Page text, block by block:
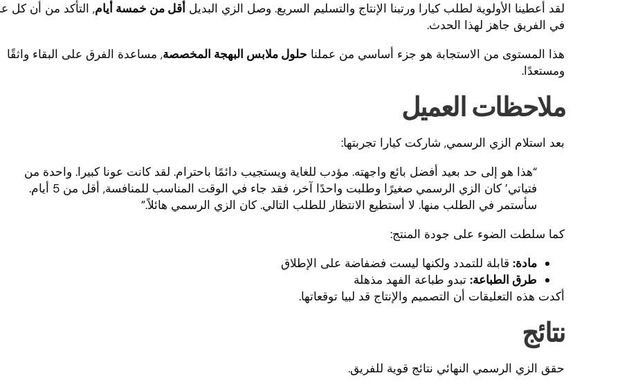
لقد أعطينا الأولوية لطلب كيارا ورتبنا الإنتاج والتسليم السريع. وصل الزي البديل أقل من خمسة أيام, التأكد من أن كل
في الفريق جاهز لهذا الحدث.
هذا المستوى من الاستجابة هو جزء أساسي من عملنا حلول ملابس البهجة المخصصة, مساعدة الفرق على البقاء واثقًا
ومستعدًا.
ملاحظات العميل
بعد استلام الزي الرسمي, شاركت كيارا تجربتها:
“هذا هو إلى حد بعيد أفضل بائع واجهته. مؤدب للغاية ويستجيب دائمًا باحترام. لقد كانت عونا كبيرا. واحدة من
فتياتي’ كان الزي الرسمي صغيرًا وطلبت واحدًا آخر، فقد جاء في الوقت المناسب للمنافسة, أقل من 5 أيام.
سأستمر في الطلب منها. لا أستطيع الانتظار للطلب التالي. كان الزي الرسمي هائلاً.”
كما سلطت الضوء على جودة المنتج:
مادة: قابلة للتمدد ولكنها ليست فضفاضة على الإطلاق
طرق الطباعة: تبدو طباعة الفهد مذهلة
أكدت هذه التعليقات أن التصميم والإنتاج قد لبيا توقعاتها.
نتائج
حقق الزي الرسمي النهائي نتائج قوية للفريق.